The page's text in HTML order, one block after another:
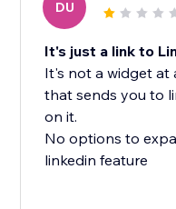
DU
It's just a link to
It's not a widget at
that sends you to
on it.
No options to
linkedin feature